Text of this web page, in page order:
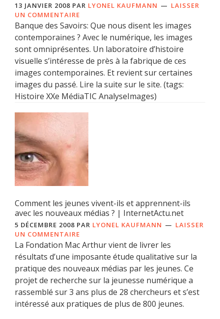
13 JANVIER 2008 PAR LYONEL KAUFMANN
LAISSER
UN COMMENTAIRE
Banque des Savoirs: Que nous disent les images
contemporaines ? Avec le numérique, les images
sont omniprésentes. Un laboratoire d’histoire
visuelle s’intéresse de près à la fabrique de ces
images contemporaines. Et revient sur certaines
images du passé. Lire la suite sur le site. (tags:
Histoire XXe MédiaTIC AnalyseImages)
Comment les jeunes vivent-ils et apprennent-ils
avec les nouveaux médias ? | InternetActu.net
5 DÉCEMBRE 2008 PAR LYONEL KAUFMANN
LAISSER
UN COMMENTAIRE
La Fondation Mac Arthur vient de livrer les
résultats d’une imposante étude qualitative sur la
pratique des nouveaux médias par les jeunes. Ce
projet de recherche sur la jeunesse numérique a
rassemblé sur 3 ans plus de 28 chercheurs et s’est
intéressé aux pratiques de plus de 800 jeunes.